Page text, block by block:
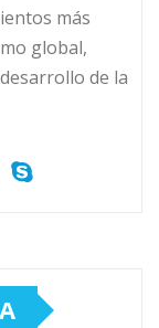
más
global,
de la